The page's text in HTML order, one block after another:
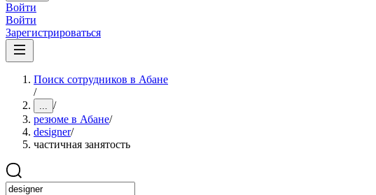
Войти
Войти
Зарегистрироваться
Поиск сотрудников в Абане
/
... /
резюме в Абане/
designer/
частичная занятость